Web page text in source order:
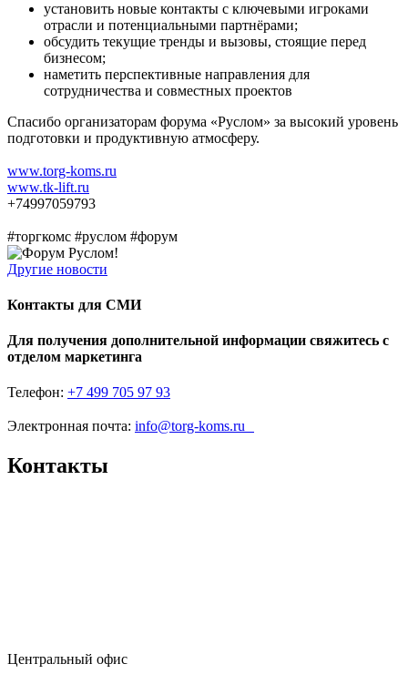
установить новые контакты с ключевыми игроками
отрасли и потенциальными партнёрами;
обсудить текущие тренды и вызовы, стоящие перед
бизнесом;
наметить перспективные направления для
сотрудничества и совместных проектов
Спасибо организаторам форума «Руслом» за высокий уровень
подготовки и продуктивную атмосферу.
www.torg-koms.ru
www.tk-lift.ru
+74997059793
#торгкомс #руслом #форум
Другие новости
Контакты для СМИ
Для получения дополнительной информации свяжитесь с
отделом маркетинга
Телефон: +7 499 705 97 93
Электронная почта: info@torg-koms.ru
Контакты
Центральный офис